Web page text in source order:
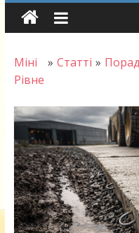
Skip
Міні
Рівне
» Статті »